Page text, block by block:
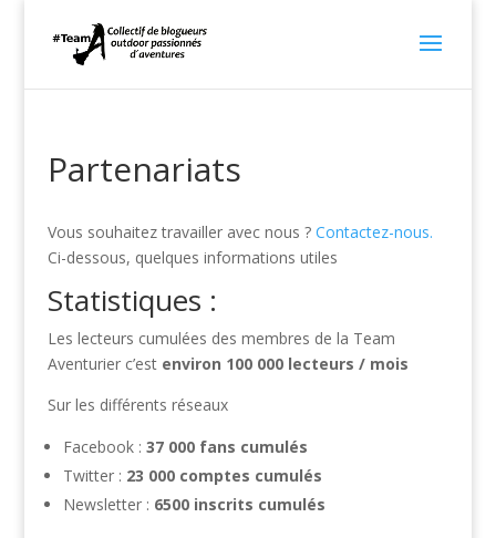
Partenariats
Vous souhaitez travailler avec nous ? Contactez-nous.
Ci-dessous, quelques informations utiles
Statistiques :
Les lecteurs cumulées des membres de la Team
Aventurier c’est environ 100 000 lecteurs / mois
Sur les différents réseaux
Facebook : 37 000 fans cumulés
Twitter : 23 000 comptes cumulés
Newsletter : 6500 inscrits cumulés